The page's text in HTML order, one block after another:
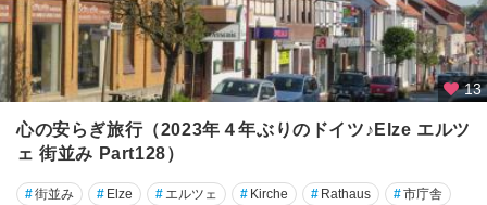
ア
マ
ガ
ウ
オ
バ
13
心の安らぎ旅行（2023年４年ぶりのドイツ♪Elze エルツ
ェ 街並み Part128）
#街並み # Elze # エルツェ # Kirche # Rathaus #市庁舎